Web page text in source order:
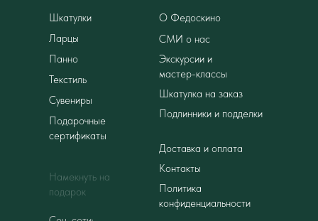
Шкатулки
Ларцы
Панно
Текстиль
Сувениры
Подарочные
сертификаты
Намекнуть на
подарок
О Федоскино
Контакты
Экскурсии и
мастер-классы
Подлинники и подделки
Доставка и оплата
Шкатулка на заказ
Политика
конфиденциальности
СМИ о нас